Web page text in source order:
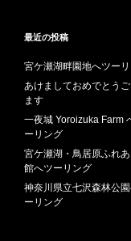
最近の投稿
宮ケ瀬湖畔園地へツー
あけましておめでとう
ます
一夜城 Yoroizuka Farm
ーリング
宮ケ瀬湖・鳥居原ふれ
館へツーリング
神奈川県立七沢森林公
ーリング